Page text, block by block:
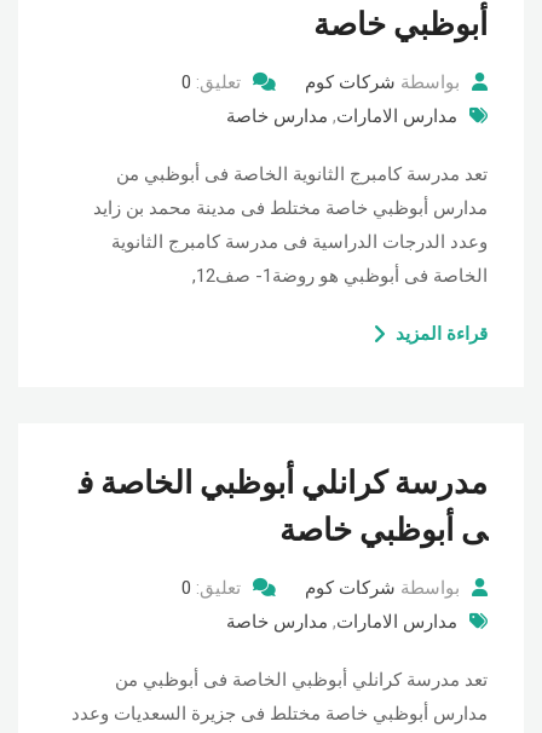
أبوظبي خاصة
بواسطة شركات كوم تعليق: 0
مدارس الامارات, مدارس خاصة
تعد مدرسة كامبرج الثانوية الخاصة فى أبوظبي من
مدارس أبوظبي خاصة مختلط فى مدينة محمد بن زايد
وعدد الدرجات الدراسية فى مدرسة كامبرج الثانوية
الخاصة فى أبوظبي هو روضة1- صف12,
قراءة المزيد
مدرسة كرانلي أبوظبي الخاصة ف
ى أبوظبي خاصة
بواسطة شركات كوم تعليق: 0
مدارس الامارات, مدارس خاصة
تعد مدرسة كرانلي أبوظبي الخاصة فى أبوظبي من
مدارس أبوظبي خاصة مختلط فى جزيرة السعديات وعدد